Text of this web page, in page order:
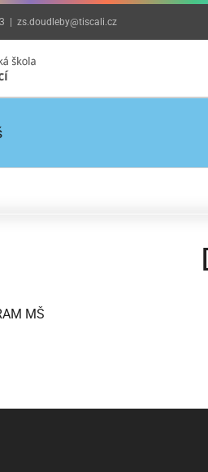
zs.doudleby@tiscali.cz
MŠ